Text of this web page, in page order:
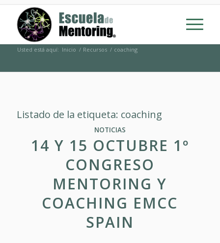
Usted está aquí: Inicio / Recursos / coaching
Listado de la etiqueta: coaching
NOTICIAS
14 Y 15 OCTUBRE 1º
CONGRESO
MENTORING Y
COACHING EMCC
SPAIN